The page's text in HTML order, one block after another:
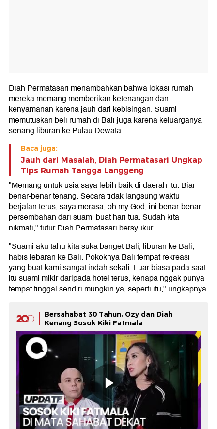
Diah Permatasari menambahkan bahwa lokasi rumah
mereka memang memberikan ketenangan dan
kenyamanan karena jauh dari kebisingan. Suami
memutuskan beli rumah di Bali juga karena keluarganya
senang liburan ke Pulau Dewata.
Baca juga:
Jauh dari Masalah, Diah Permatasari Ungkap
Tips Rumah Tangga Langgeng
"Memang untuk usia saya lebih baik di daerah itu. Biar
benar-benar tenang. Secara tidak langsung waktu
berjalan terus, saya merasa, oh my God, ini benar-benar
persembahan dari suami buat hari tua. Sudah kita
nikmati," tutur Diah Permatasari bersyukur.
"Suami aku tahu kita suka banget Bali, liburan ke Bali,
habis lebaran ke Bali. Pokoknya Bali tempat rekreasi
yang buat kami sangat indah sekali. Luar biasa pada saat
itu suami mikir daripada hotel terus, kenapa nggak punya
tempat tinggal sendiri mungkin ya, seperti itu," ungkapnya.
Bersahabat 30 Tahun, Ozy dan Diah
Kenang Sosok Kiki Fatmala